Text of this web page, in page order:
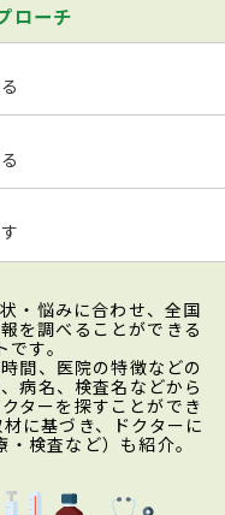
ローチ
・悩みに合わせ、全国
を調べることができる
す。
間、医院の特徴などの
病名、検査名などから
ターを探すことができ
に基づき、ドクターに
検査など）も紹介。